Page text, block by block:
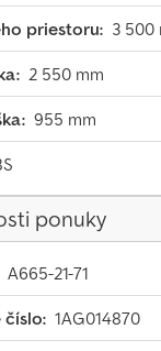
priestoru: 3 500
2 550 mm
955 mm
ponuky
A665-21-71
číslo: 1AG014870